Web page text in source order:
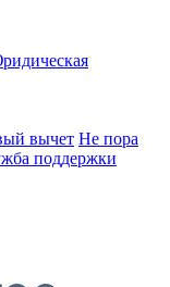
вычет Не пора
поддержки